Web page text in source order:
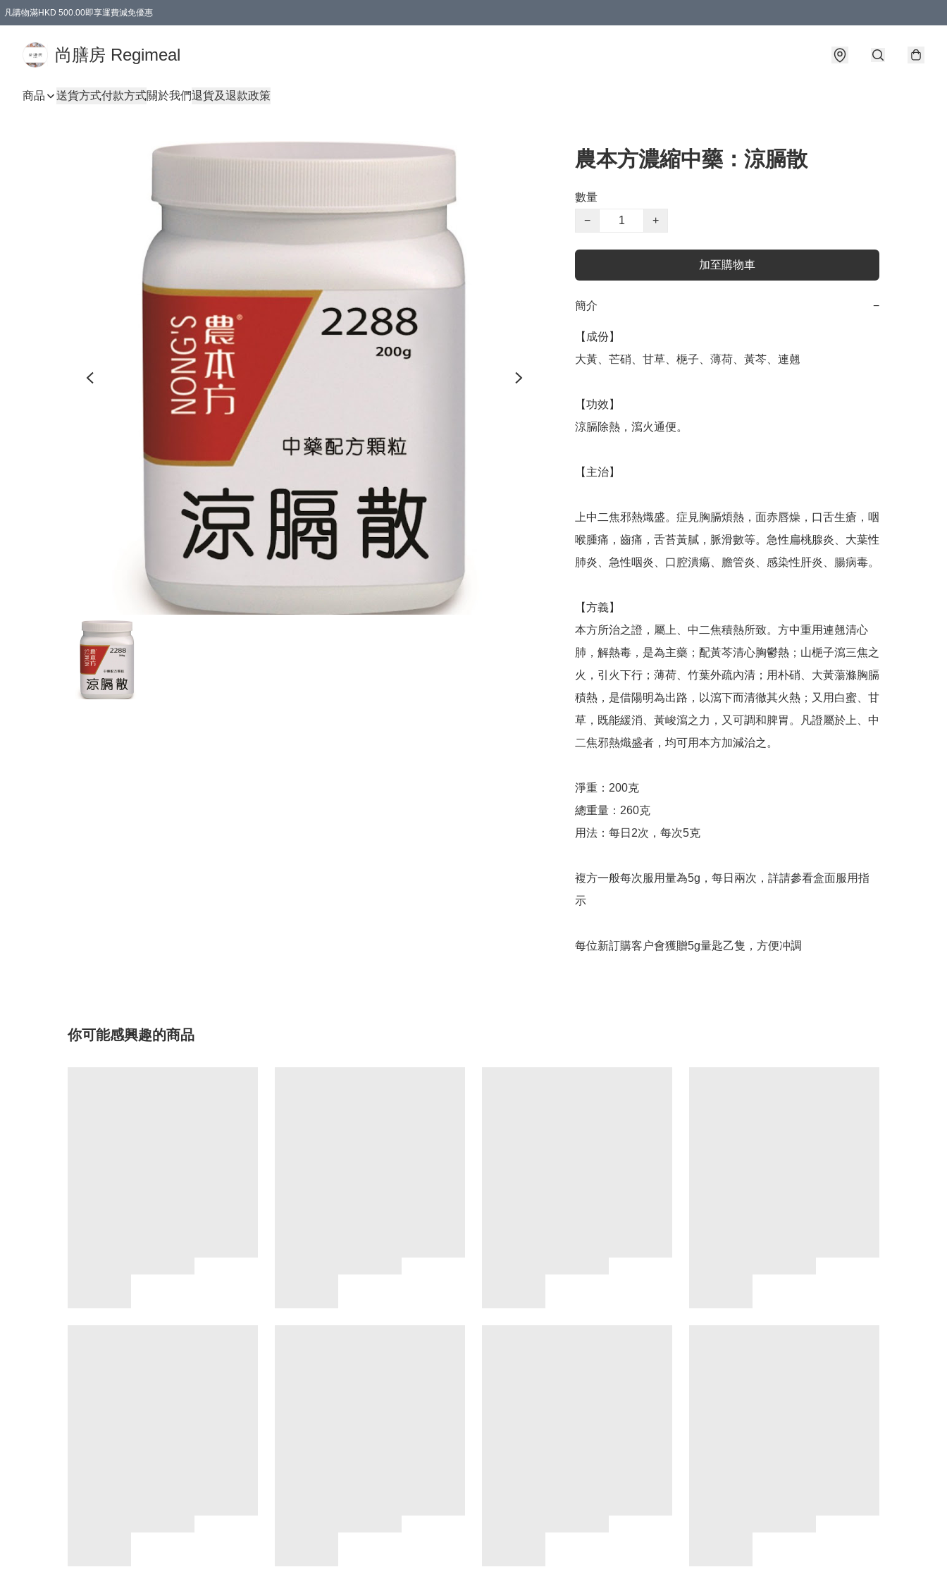
凡購物滿HKD 500.00即享運費減免優惠
尚膳房 Regimeal
商品 送貨方式付款方式關於我們退貨及退款政策
農本方濃縮中藥：涼膈散
數量
−
+
加至購物車
簡介 −
【成份】
大黃、芒硝、甘草、梔子、薄荷、黃芩、連翹
【功效】
涼膈除熱，瀉火通便。
【主治】
上中二焦邪熱熾盛。症見胸膈煩熱，面赤唇燥，口舌生瘡，咽
喉腫痛，齒痛，舌苔黃膩，脈滑數等。急性扁桃腺炎、大葉性
肺炎、急性咽炎、口腔潰瘍、膽管炎、感染性肝炎、腸病毒。
【方義】
本方所治之證，屬上、中二焦積熱所致。方中重用連翹清心
肺，解熱毒，是為主藥；配黃芩清心胸鬱熱；山梔子瀉三焦之
火，引火下行；薄荷、竹葉外疏內清；用朴硝、大黃蕩滌胸膈
積熱，是借陽明為出路，以瀉下而清徹其火熱；又用白蜜、甘
草，既能緩消、黃峻瀉之力，又可調和脾胃。凡證屬於上、中
二焦邪熱熾盛者，均可用本方加減治之。
淨重：200克
總重量：260克
用法：每日2次，每次5克
複方一般每次服用量為5g，每日兩次，詳請參看盒面服用指
示
每位新訂購客户會獲贈5g量匙乙隻，方便冲調
你可能感興趣的商品